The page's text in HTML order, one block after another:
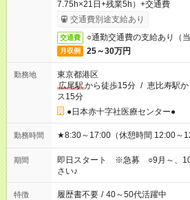
7.75h×21日+残業5h）+交通費
交通費別途支給あり
交通費 ○通勤交通費の支給あり（
月収例 25～30万円
勤務地
東京都港区
広尾駅から徒歩15分 / 恵比寿駅
ス15分
●日本赤十字社医療センター●
勤務時間 ★8:30～17:00（休憩時間 12:00～
期間
即日スタート ※急募 ○9月～、10
さい♪
特徴 履歴書不要 / 40～50代活躍中